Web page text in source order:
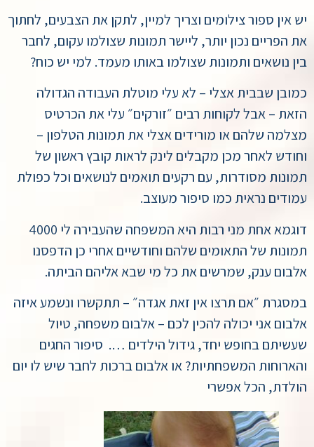
יש אין ספור צילומים וצריך למיין, לתקן את הצבעים, לחתוך
את הפריים נכון יותר, ליישר תמונות שצולמו עקום, לחבר
בין נושאים ותמונות שצולמו באותו מעמד. למי יש כוח?
כמובן שבבית אצלי – לא עלי מוטלת העבודה הגדולה
הזאת – אבל לקוחות רבים ״זורקים״ עלי את הכרטיס
מצלמה שלהם או מורידים אצלי את תמונות הטלפון –
וחודש לאחר מכן מקבלים לינק לראות קובץ ראשון של
תמונות מסודרות, עם רקעים תואמים לנושאים וכל כפולת
עמודים נראית כמו סיפור מעוצב.
דוגמא אחת מני רבות היא המשפחה שהעבירה לי 4000
תמונות של התאומים שלהם וחודשיים אחרי כן הדפסנו
אלבום ענק, שמרשים את כל מי שבא אליהם הביתה.
במסגרת ״אם תרצו אין זאת אגדה״ – תתקשרו ונשמע איזה
אלבום אני יכולה להכין לכם – אלבום משפחה, טיול
שעשיתם בחופש יחד, גידול הילדים …. סיפור החגים
והארוחות המשפחתיות? או אלבום ברכות לחבר שיש לו יום
הולדת, הכל אפשרי